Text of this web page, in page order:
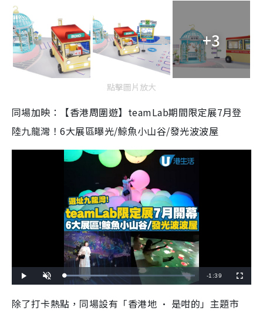
+3
點擊圖片放大
同場加映：【香港周圍遊】teamLab期間限定展7月登
陸九龍灣！6大展區曝光/鯨魚小山谷/發光波波屋
l
n
t
e
L
o
e
d
R
-1:39
u
s
c
除了打卡熱點，同場設有「香港地 • 是咁的」主題市